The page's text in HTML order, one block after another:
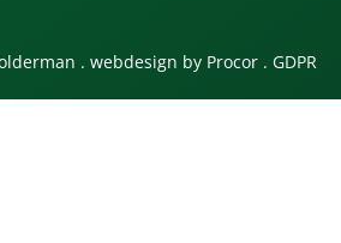
. webdesign by Procor . GDPR